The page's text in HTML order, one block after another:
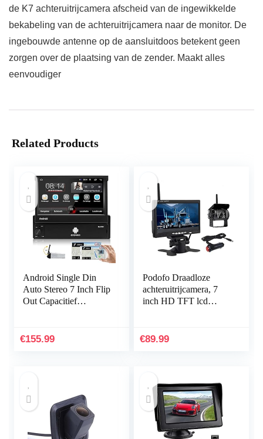
de K7 achteruitrijcamera afscheid van de ingewikkelde
bekabeling van de achteruitrijcamera naar de monitor. De
ingebouwde antenne op de aansluitdoos betekent geen
zorgen over de plaatsing van de zender. Maakt alles
eenvoudiger
Related Products
Android Single Din
Auto Stereo 7 Inch Flip
Out Capacitief
Bluetooth FM Radio
€155.99
Podofo Draadloze
achteruitrijcamera, 7
inch HD TFT lcd
achteruitrijcamera
€89.99